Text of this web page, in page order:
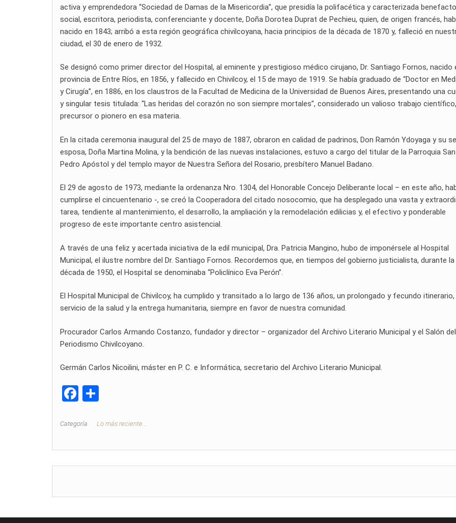
activa y emprendedora “Sociedad de Damas de la Misericordia”, que presidía la polifacética y caracterizada
social, escritora, periodista, conferenciante y docente, Doña Dorotea Duprat de Pechieu, quien, de origen francés,
nacido en 1843; arribó a esta región geográfica chivilcoyana, hacia principios de la década de 1870 y, falleció en
ciudad, el 30 de enero de 1932.
Se designó como primer director del Hospital, al eminente y prestigioso médico cirujano, Dr. Santiago Fornos, nacido
provincia de Entre Ríos, en 1856, y fallecido en Chivilcoy, el 15 de mayo de 1919. Se había graduado de “Doctor en
y Cirugía”, en 1886, en los claustros de la Facultad de Medicina de la Universidad de Buenos Aires, presentando una
y singular tesis titulada: “Las heridas del corazón no son siempre mortales”, considerado un valioso trabajo científico,
precursor o pionero en esa materia.
En la citada ceremonia inaugural del 25 de mayo de 1887, obraron en calidad de padrinos, Don Ramón Ydoyaga y su
esposa, Doña Martina Molina, y la bendición de las nuevas instalaciones, estuvo a cargo del titular de la Parroquia San
Pedro Apóstol y del templo mayor de Nuestra Señora del Rosario, presbítero Manuel Badano.
El 29 de agosto de 1973, mediante la ordenanza Nro. 1304, del Honorable Concejo Deliberante local – en este año,
cumplirse el cincuentenario -, se creó la Cooperadora del citado nosocomio, que ha desplegado una vasta y
tarea, tendiente al mantenimiento, el desarrollo, la ampliación y la remodelación edilicias y, el efectivo y ponderable
progreso de este importante centro asistencial.
A través de una feliz y acertada iniciativa de la edil municipal, Dra. Patricia Mangino, hubo de imponérsele al Hospital
Municipal, el ilustre nombre del Dr. Santiago Fornos. Recordemos que, en tiempos del gobierno justicialista, durante la
década de 1950, el Hospital se denominaba “Policlínico Eva Perón”.
El Hospital Municipal de Chivilcoy, ha cumplido y transitado a lo largo de 136 años, un prolongado y fecundo itinerario,
servicio de la salud y la entrega humanitaria, siempre en favor de nuestra comunidad.
Procurador Carlos Armando Costanzo, fundador y director – organizador del Archivo Literario Municipal y el Salón del
Periodismo Chivilcoyano.
Germán Carlos Nicoilini, máster en P. C. e Informática, secretario del Archivo Literario Municipal.
F
ce
m
Categoría Lo más reciente...